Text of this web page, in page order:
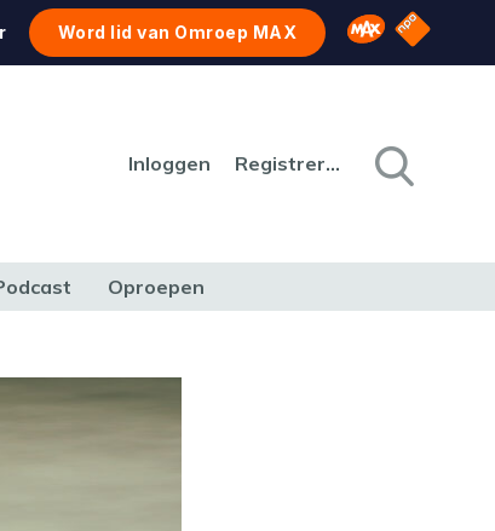
Word lid van Omroep MAX Omroep MAX
NPO
Inloggen Registreren
Oproepen